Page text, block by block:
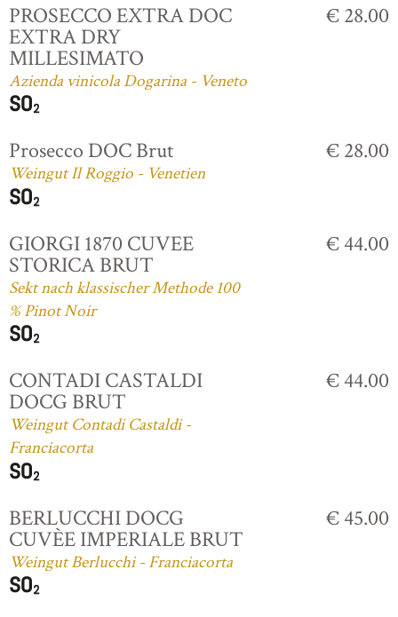
PROSECCO EXTRA DOC
EXTRA DRY
MILLESIMATO
Azienda vinicola Dogarina - Veneto
€ 28.00
Prosecco DOC Brut
Weingut Il Roggio - Venetien
€ 28.00
GIORGI 1870 CUVEE
STORICA BRUT
Sekt nach klassischer Methode 100
% Pinot Noir
€ 44.00
CONTADI CASTALDI
DOCG BRUT
Weingut Contadi Castaldi -
Franciacorta
€ 44.00
BERLUCCHI DOCG
CUVÈE IMPERIALE BRUT
Weingut Berlucchi - Franciacorta
€ 45.00